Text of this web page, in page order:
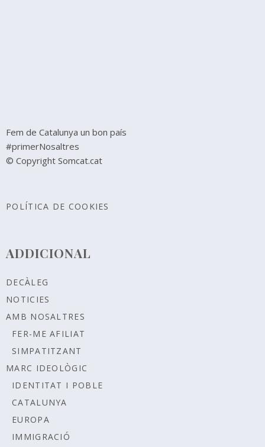
Fem de Catalunya un bon país
#primerNosaltres
© Copyright Somcat.cat
POLÍTICA DE COOKIES
ADDICIONAL
DECÀLEG
NOTICIES
AMB NOSALTRES
FER-ME AFILIAT
SIMPATITZANT
MARC IDEOLÒGIC
IDENTITAT I POBLE
CATALUNYA
EUROPA
IMMIGRACIÓ